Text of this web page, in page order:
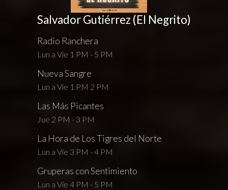
Salvador Gutiérrez (El Negrito)
Radio Ranchera
Lun a Vie 1 PM - 5 PM
Nueva Sangre
Lun a Vie 1 PM 2 PM
Las Más Picantes
Jue 2 PM - 3 PM
La Hora de Los Tigres del Norte
Lun a Vie 3 PM - 4 PM
Gruperas con Sentimiento
Lun a Vie 4 PM - 5 PM